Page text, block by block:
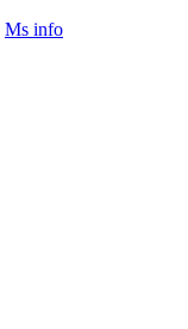
Ms info